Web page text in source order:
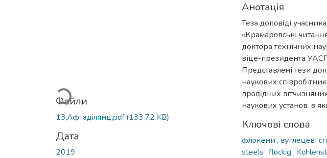
Вантажиться...
Файли
13,Афтаділянц.pdf(133,72 KB)
Дата
2019
Анотація
Теза доповіді
«Крамаровські
доктора технічних
віце-президента
Представлені тези
наукових
провідних
наукових установ, в
Ключові слова
флокени , вуглецеві
steels , flockig ,